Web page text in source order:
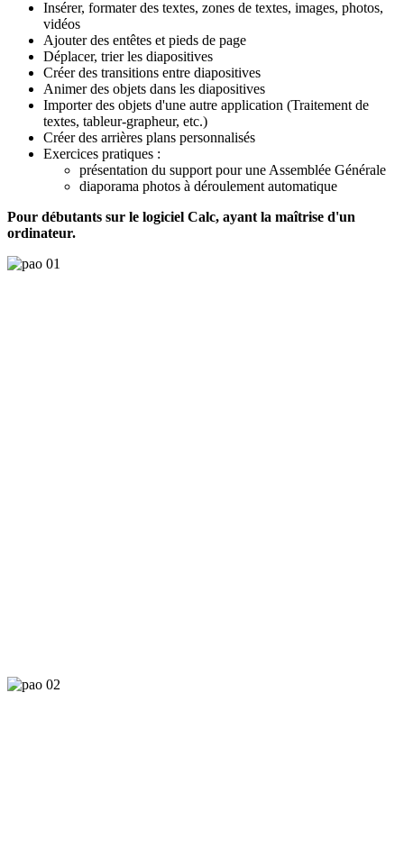
Insérer, formater des textes, zones de textes, images, photos,
vidéos
Ajouter des entêtes et pieds de page
Déplacer, trier les diapositives
Créer des transitions entre diapositives
Animer des objets dans les diapositives
Importer des objets d'une autre application (Traitement de
textes, tableur-grapheur, etc.)
Créer des arrières plans personnalisés
Exercices pratiques :
présentation du support pour une Assemblée Générale
diaporama photos à déroulement automatique
Pour débutants sur le logiciel Calc, ayant la maîtrise d'un
ordinateur.